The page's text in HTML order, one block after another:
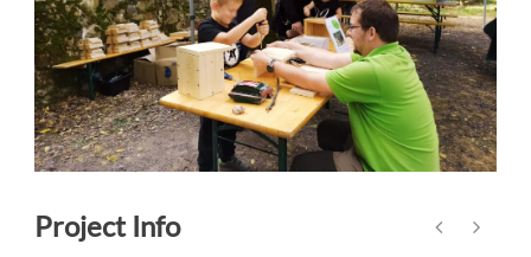
Project Info